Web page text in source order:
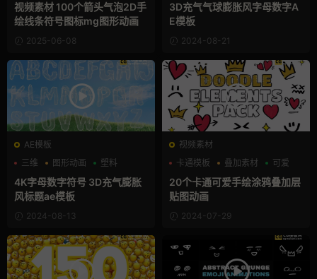
视频素材 100个箭头气泡2D手
绘线条符号图标mg图形动画
2025-06-08
3D充气气球膨胀风字母数字A
E模板
2024-08-21
AE模板
三维
图形动画 塑料
4K字母数字符号 3D充气膨胀
风标题ae模板
2024-08-13
视频素材
卡通模板
叠加素材 可爱
20个卡通可爱手绘涂鸦叠加层
贴图动画
2024-07-29